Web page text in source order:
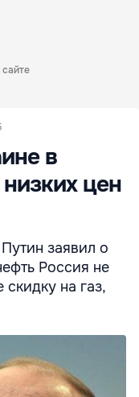
в
цен
заявил о
Россия не
на газ,